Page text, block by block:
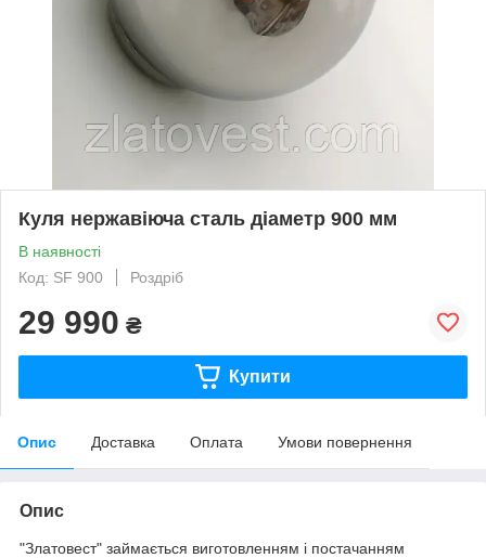
Куля нержавіюча сталь діаметр 900 мм
В наявності
Код: SF 900
Роздріб
29 990 ₴
Купити
Опис Доставка Оплата Умови повернення
Опис
"Златовест" займається виготовленням і постачанням